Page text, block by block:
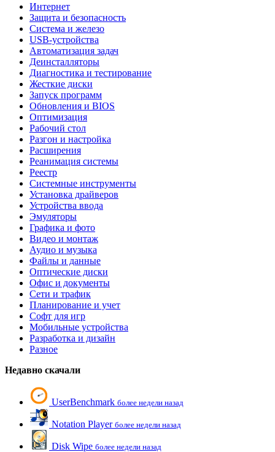
Интернет
Защита и безопасность
Система и железо
USB-устройства
Автоматизация задач
Деинсталляторы
Диагностика и тестирование
Жесткие диски
Запуск программ
Обновления и BIOS
Оптимизация
Рабочий стол
Разгон и настройка
Расширения
Реанимация системы
Реестр
Системные инструменты
Установка драйверов
Устройства ввода
Эмуляторы
Графика и фото
Видео и монтаж
Аудио и музыка
Файлы и данные
Оптические диски
Офис и документы
Сети и трафик
Планирование и учет
Софт для игр
Мобильные устройства
Разработка и дизайн
Разное
Недавно скачали
UserBenchmark более недели назад
Notation Player более недели назад
Disk Wipe более недели назад